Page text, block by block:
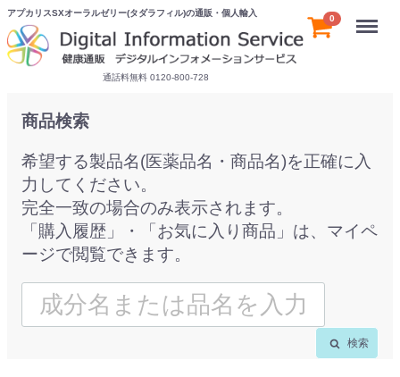
アプカリスSXオーラルゼリー(タダラフィル)の通販・個人輸入
通話料無料 0120-800-728
0 Menu
商品検索
希望する製品名(医薬品名・商品名)を正確に入
力してください。
完全一致の場合のみ表示されます。
「購入履歴」・「お気に入り商品」は、マイペ
ージで閲覧できます。
検索